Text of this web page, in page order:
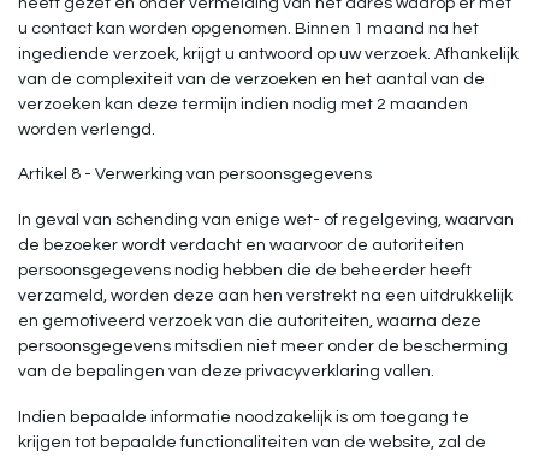
u contact kan worden opgenomen. Binnen 1 maand na het
ingediende verzoek, krijgt u antwoord op uw verzoek. Afhankelijk
van de complexiteit van de verzoeken en het aantal van de
verzoeken kan deze termijn indien nodig met 2 maanden
worden verlengd.
Artikel 8 - Verwerking van persoonsgegevens
In geval van schending van enige wet- of regelgeving, waarvan
de bezoeker wordt verdacht en waarvoor de autoriteiten
persoonsgegevens nodig hebben die de beheerder heeft
verzameld, worden deze aan hen verstrekt na een uitdrukkelijk
en gemotiveerd verzoek van die autoriteiten, waarna deze
persoonsgegevens mitsdien niet meer onder de bescherming
van de bepalingen van deze privacyverklaring vallen.
Indien bepaalde informatie noodzakelijk is om toegang te
krijgen tot bepaalde functionaliteiten van de website, zal de